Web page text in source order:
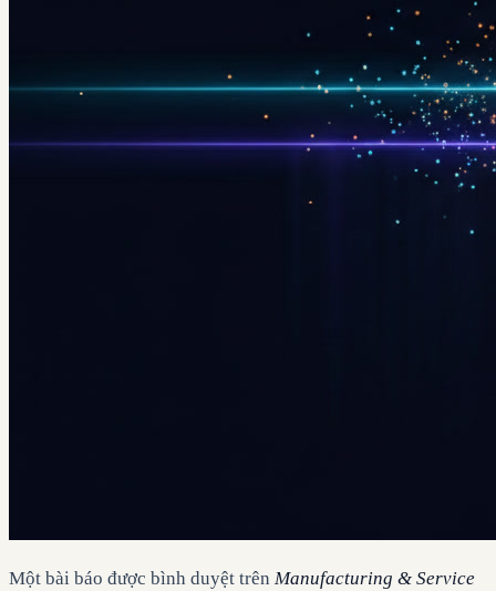
Một bài báo được bình duyệt trên Manufacturing & Service